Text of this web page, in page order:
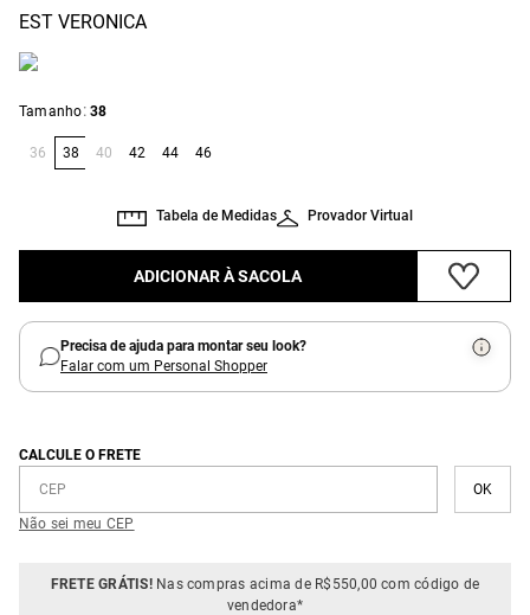
EST VERONICA
Tamanho: 38
36 38 40 42 44 46
Provador Virtual
Tabela de Medidas
ADICIONAR À SACOLA
Precisa de ajuda para montar seu look?
Falar com um Personal Shopper
CALCULE O FRETE
Não sei meu CEP
FRETE GRÁTIS!Nas compras acima de R$550,00 com código de
vendedora*